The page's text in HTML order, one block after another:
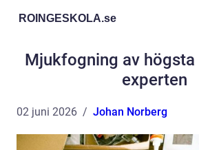
ROINGESKOLA.se
Mjukfogning av
experten
02 juni 2026 Johan Norberg